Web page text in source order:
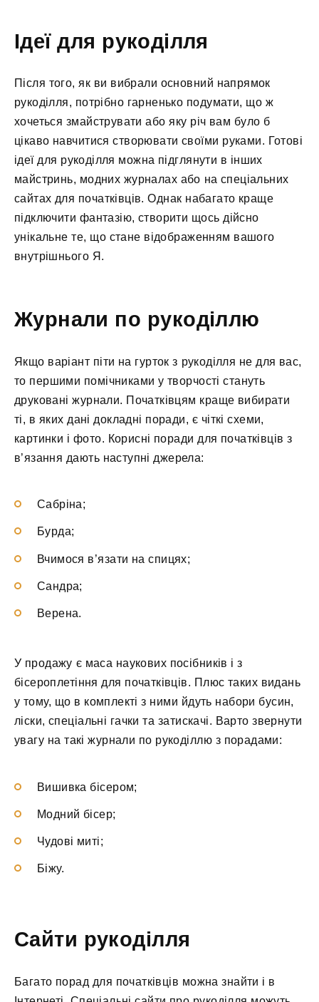
Ідеї для рукоділля
Після того, як ви вибрали основний напрямок
рукоділля, потрібно гарненько подумати, що ж
хочеться змайструвати або яку річ вам було б
цікаво навчитися створювати своїми руками. Готові
ідеї для рукоділля можна підглянути в інших
майстринь, модних журналах або на спеціальних
сайтах для початківців. Однак набагато краще
підключити фантазію, створити щось дійсно
унікальне те, що стане відображенням вашого
внутрішнього Я.
Журнали по рукоділлю
Якщо варіант піти на гурток з рукоділля не для вас,
то першими помічниками у творчості стануть
друковані журнали. Початківцям краще вибирати
ті, в яких дані докладні поради, є чіткі схеми,
картинки і фото. Корисні поради для початківців з
в’язання дають наступні джерела:
Сабріна;
Бурда;
Вчимося в’язати на спицях;
Сандра;
Верена.
У продажу є маса наукових посібників і з
бісероплетіння для початківців. Плюс таких видань
у тому, що в комплекті з ними йдуть набори бусин,
ліски, спеціальні гачки та затискачі. Варто звернути
увагу на такі журнали по рукоділлю з порадами:
Вишивка бісером;
Модний бісер;
Чудові миті;
Біжу.
Сайти рукоділля
Багато порад для початківців можна знайти і в